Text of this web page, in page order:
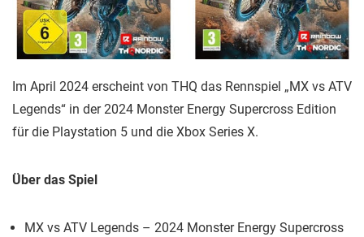
Im April 2024 erscheint von THQ das Rennspiel „MX vs ATV
Legends“ in der 2024 Monster Energy Supercross Edition
für die Playstation 5 und die Xbox Series X.
Über das Spiel
MX vs ATV Legends – 2024 Monster Energy Supercross